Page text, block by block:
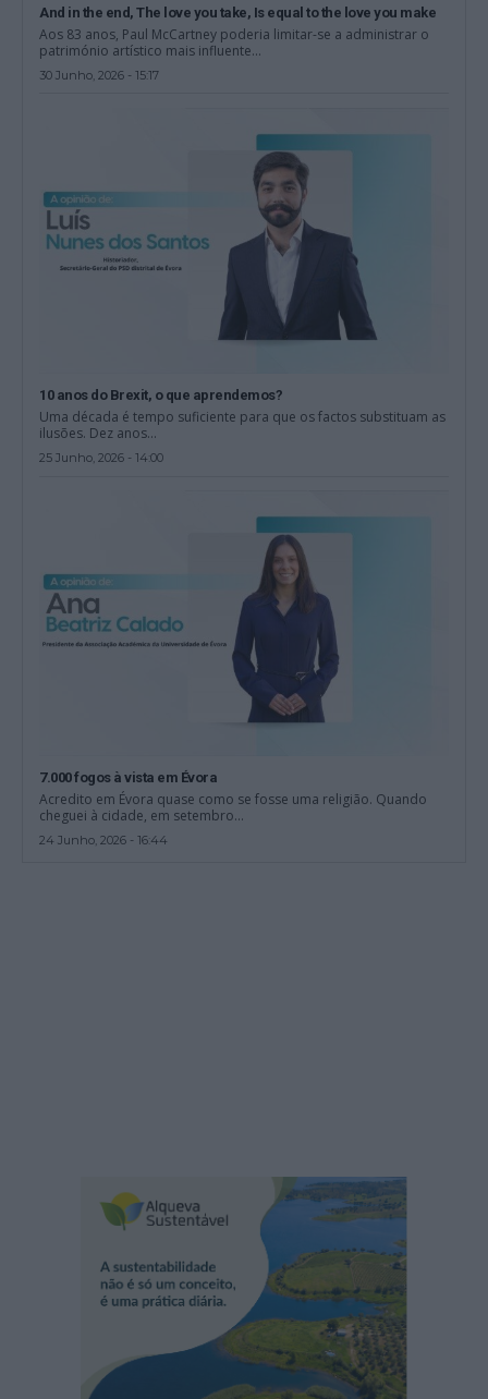
And in the end, The love you take, Is equal to the love you make
Aos 83 anos, Paul McCartney poderia limitar-se a administrar o
património artístico mais influente...
30 Junho, 2026 - 15:17
10 anos do Brexit, o que aprendemos?
Uma década é tempo suficiente para que os factos substituam as
ilusões. Dez anos...
25 Junho, 2026 - 14:00
7.000 fogos à vista em Évora
Acredito em Évora quase como se fosse uma religião. Quando
cheguei à cidade, em setembro...
24 Junho, 2026 - 16:44